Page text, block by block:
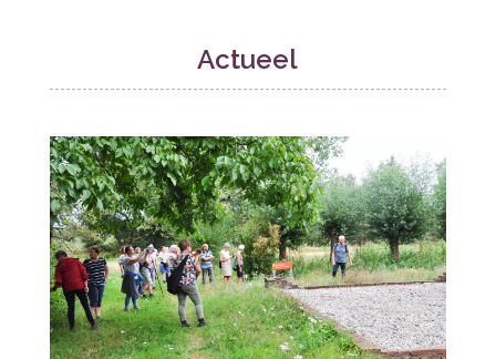
Actueel